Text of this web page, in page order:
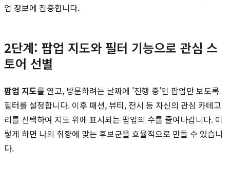
업 정보에 집중합니다.
2단계: 팝업 지도와 필터 기능으로 관심 스
토어 선별
팝업 지도를 열고, 방문하려는 날짜에 '진행 중'인 팝업만 보도록
필터를 설정합니다. 이후 패션, 뷰티, 전시 등 자신의 관심 카테고
리를 선택하여 지도 위에 표시되는 팝업의 수를 줄여나갑니다. 이
렇게 하면 나의 취향에 맞는 후보군을 효율적으로 만들 수 있습니
다.